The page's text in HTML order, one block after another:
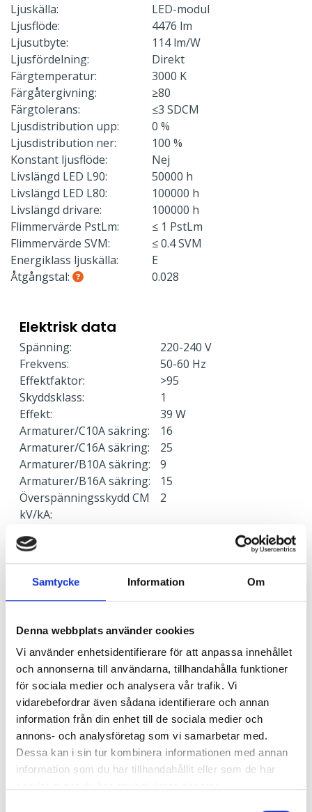
Samtycke Information Om
Denna webbplats använder cookies
Vi använder enhetsidentifierare för att anpassa innehållet
och annonserna till användarna, tillhandahålla funktioner
för sociala medier och analysera vår trafik. Vi
vidarebefordrar även sådana identifierare och annan
information från din enhet till de sociala medier och
annons- och analysföretag som vi samarbetar med.
Dessa kan i sin tur kombinera informationen med annan
information som du har tillhandahållit eller som de har
Ljuskälla:
LED-modul
Ljusflöde:
4476 lm
Ljusutbyte:
114 lm/W
Ljusfördelning:
Direkt
Färgtemperatur:
3000 K
Färgåtergivning:
≥80
Färgtolerans:
≤3 SDCM
Ljusdistribution upp:
0 %
Ljusdistribution ner:
100 %
Konstant ljusflöde:
Nej
Livslängd LED L90:
50000 h
Livslängd LED L80:
100000 h
Livslängd drivare:
100000 h
Flimmervärde PstLm:
≤ 1 PstLm
Flimmervärde SVM:
≤ 0.4 SVM
Energiklass ljuskälla:
E
Åtgångstal:
0.028
Elektrisk data
Spänning:
220-240 V
Frekvens:
50-60 Hz
Effektfaktor:
>95
Skyddsklass:
1
Effekt:
39 W
Armaturer/C10A säkring:
16
Armaturer/C16A säkring:
25
Armaturer/B10A säkring:
9
Armaturer/B16A säkring:
15
Överspänningsskydd CM
kV/kA:
2
kV/kA:
Ljusstyrning
Sensor:
Utan sensor
Nödljus
Nödljus:
Ja
Typ av nödljus:
Batteribackup självtest
Brinntid i batteridrift:
1 h
Ljus vid strömbortfall:
350 lm
Standard:
EN 60598-2-22